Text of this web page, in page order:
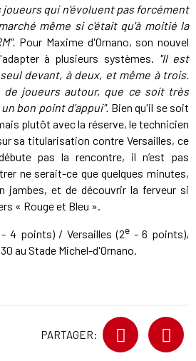
qui n'évoluent pas forcément
même si c'était qu'à moitié la
Pour Maxime d'Ornano, son nouvel
à plusieurs systèmes. "Il est
devant, à deux, et même à trois.
joueurs autour, que ce soit très
bon point d'appui". Bien qu'il se soit
plutôt avec la réserve, le technicien
sa titularisation contre Versailles, ce
pas la rencontre, il n’est pas
ne serait-ce que quelques minutes,
jambes, et de découvrir la ferveur si
« Rouge et Bleu ».
- 4 points) / Versailles (2e- 6 points),
30 au Stade Michel-d'Ornano.
PARTAGER: